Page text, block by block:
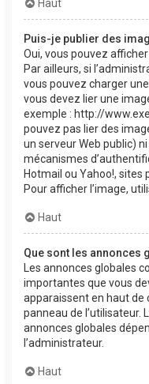
Haut
Puis-je publier des
Oui, vous pouvez
Par ailleurs, si
vous pouvez charger
vous devez lier une
exemple : http://
pouvez pas lier des
un serveur Web public)
mécanismes
Hotmail ou Yahoo!, sites
Pour afficher l’image,
Haut
Que sont les annonces
Les annonces globales
importantes que vous
apparaissent en haut
panneau de l’utilisateur.
annonces globales
l’administrateur.
Haut